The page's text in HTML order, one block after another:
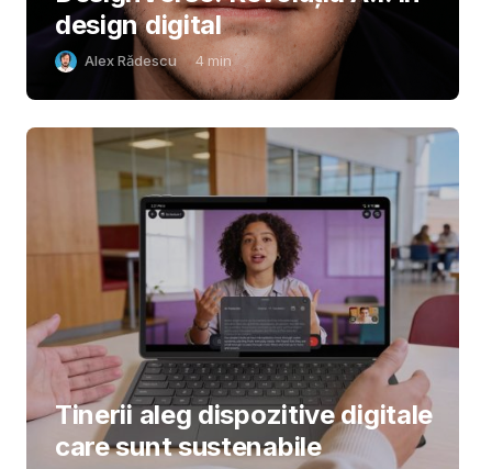
design digital
Alex Rădescu 4 min
Tinerii aleg dispozitive digitale
care sunt sustenabile